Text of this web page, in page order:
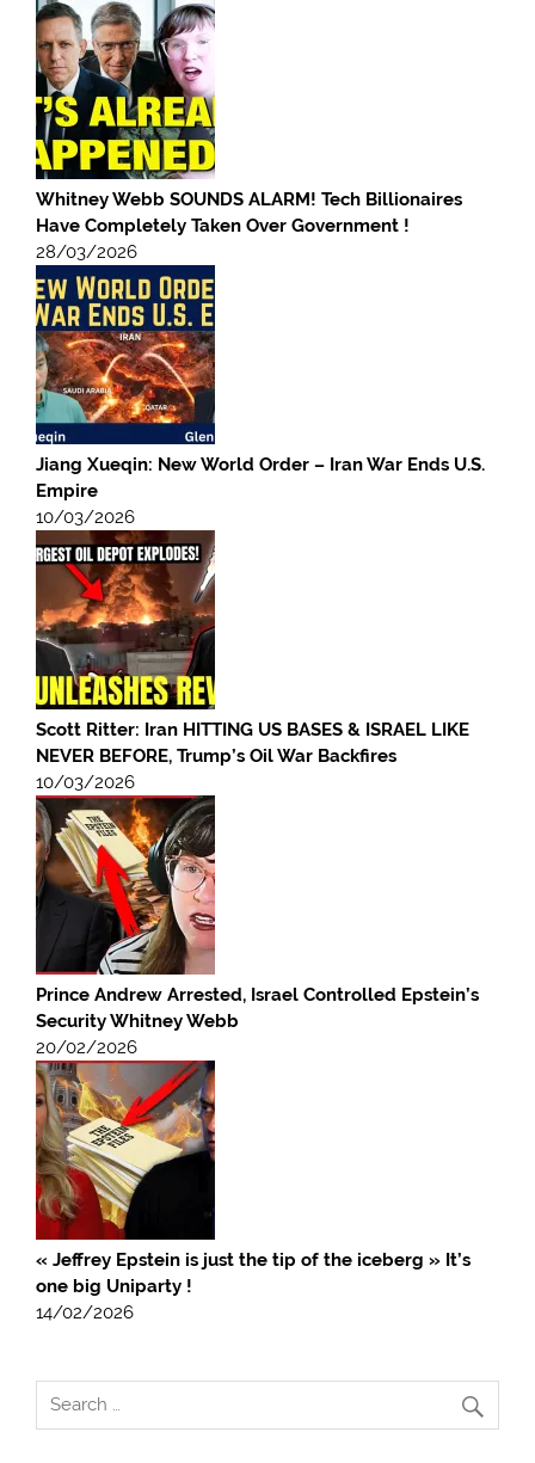
Whitney Webb SOUNDS ALARM! Tech Billionaires
Have Completely Taken Over Government !
28/03/2026
Jiang Xueqin: New World Order – Iran War Ends U.S.
Empire
10/03/2026
Scott Ritter: Iran HITTING US BASES & ISRAEL LIKE
NEVER BEFORE, Trump’s Oil War Backfires
10/03/2026
Prince Andrew Arrested, Israel Controlled Epstein’s
Security Whitney Webb
20/02/2026
« Jeffrey Epstein is just the tip of the iceberg » It’s
one big Uniparty !
14/02/2026